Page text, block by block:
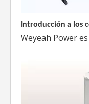
Weyeah Power